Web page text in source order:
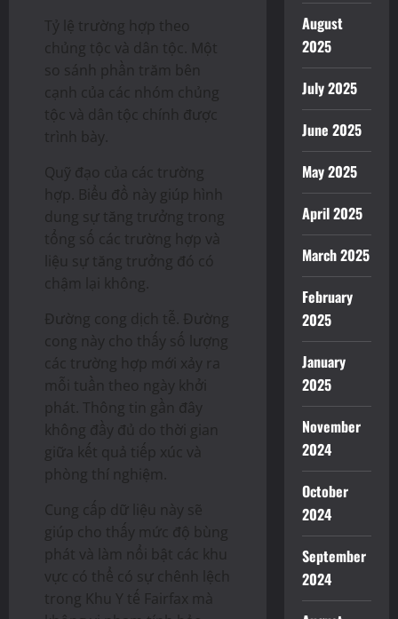
Tỷ lệ trường hợp theo
chủng tộc và dân tộc. Một
so sánh phần trăm bên
cạnh của các nhóm chủng
tộc và dân tộc chính được
trình bày.
Quỹ đạo của các trường
hợp. Biểu đồ này giúp hình
dung sự tăng trưởng trong
tổng số các trường hợp và
liệu sự tăng trưởng đó có
chậm lại không.
Đường cong dịch tễ. Đường
cong này cho thấy số lượng
các trường hợp mới xảy ra
mỗi tuần theo ngày khởi
phát. Thông tin gần đây
không đầy đủ do thời gian
giữa kết quả tiếp xúc và
phòng thí nghiệm.
Cung cấp dữ liệu này sẽ
giúp cho thấy mức độ bùng
phát và làm nổi bật các khu
vực có thể có sự chênh lệch
trong Khu Y tế Fairfax mà
August
2025
July 2025
June 2025
May 2025
April 2025
March 2025
February
2025
January
2025
November
2024
October
2024
September
2024